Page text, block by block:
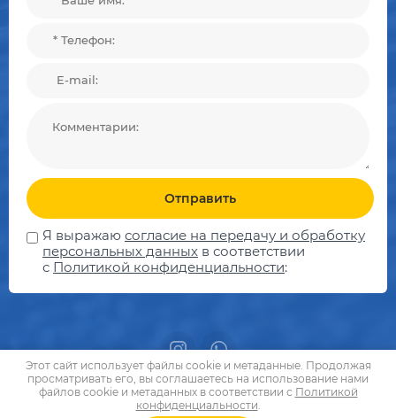
Отправить
Я выражаю согласие на передачу и обработку
персональных данных в соответствии
с Политикой конфиденциальности:
Этот сайт использует файлы cookie и метаданные. Продолжая
просматривать его, вы соглашаетесь на использование нами
файлов cookie и метаданных в соответствии с Политикой
конфиденциальности.